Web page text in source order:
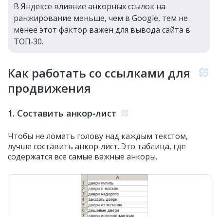
В Яндексе влияние анкорных ссылок на
ранжирование меньше, чем в Google, тем не
менее этот фактор важен для вывода сайта в
ТОП‑30.
Как работать со ссылками для
продвижения
1. Составить анкор‑лист
Чтобы не ломать голову над каждым текстом,
лучше составить анкор‑лист. Это таблица, где
содержатся все самые важные анкоры.